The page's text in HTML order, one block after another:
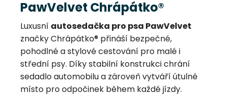
PawVelvet Chrápátko®
Luxusní autosedačka pro psa PawVelvet
značky Chrápátko® přináší bezpečné,
pohodlné a stylové cestování pro malé i
střední psy. Díky stabilní konstrukci chrání
sedadlo automobilu a zároveň vytváří útulné
místo pro odpočinek během každé jízdy.